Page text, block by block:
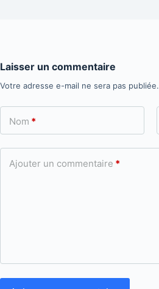
Laisser un commentaire
Votre adresse e-mail ne sera pas publiée.
Nom *
Ajouter un commentaire *